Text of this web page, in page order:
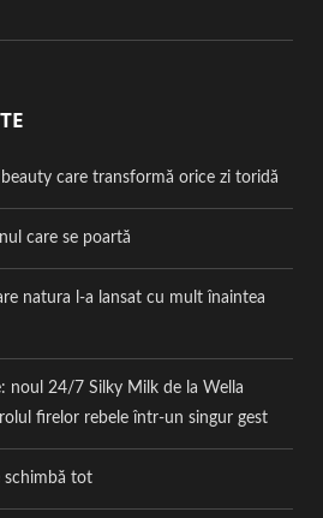
care transformă orice zi toridă
care se poartă
natura l-a lansat cu mult înaintea
noul 24/7 Silky Milk de la Wella
firelor rebele într-un singur gest
schimbă tot